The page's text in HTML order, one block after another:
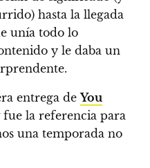
hasta la llegada
unía todo lo
y le daba un
entrega deYou
fue la referencia para
una temporada no